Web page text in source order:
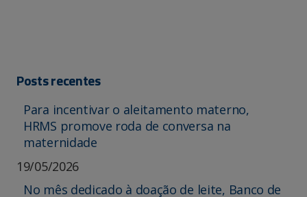
Posts recentes
Para incentivar o aleitamento materno,
HRMS promove roda de conversa na
maternidade
19/05/2026
No mês dedicado à doação de leite, Banco de